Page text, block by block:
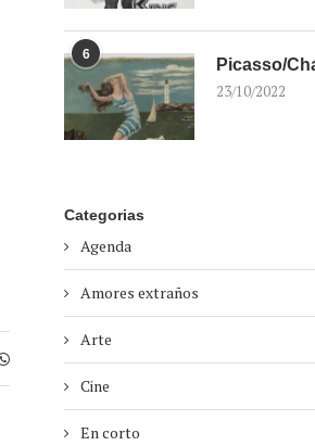
6
Picasso/
23/10/2022
Categorias
Agenda
Amores extraños
Arte
Cine
En corto